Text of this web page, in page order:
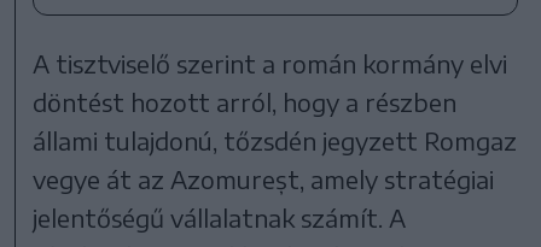
A tisztviselő szerint a román kormány elvi
döntést hozott arról, hogy a részben
állami tulajdonú, tőzsdén jegyzett Romgaz
vegye át az Azomureșt, amely stratégiai
jelentőségű vállalatnak számít. A